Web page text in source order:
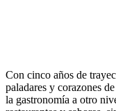
Con cinco años de
paladares y corazones
la gastronomía a otro